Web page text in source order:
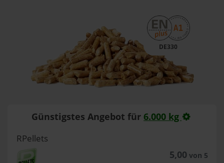
DE330
Günstigstes Angebot für 6.000 kg
RPellets
5,00 von 5